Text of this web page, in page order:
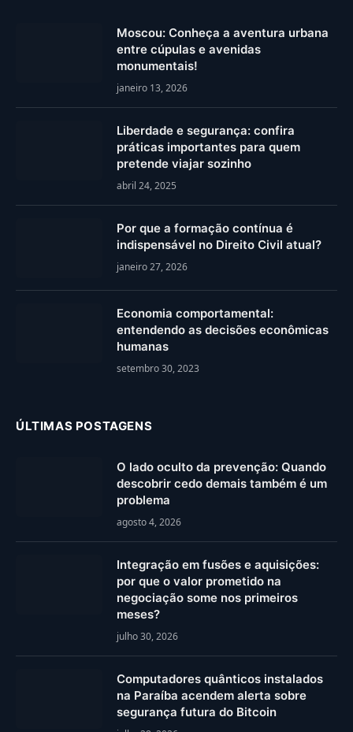
Moscou: Conheça a aventura urbana
entre cúpulas e avenidas
monumentais!
janeiro 13, 2026
Liberdade e segurança: confira
práticas importantes para quem
pretende viajar sozinho
abril 24, 2025
Por que a formação contínua é
indispensável no Direito Civil atual?
janeiro 27, 2026
Economia comportamental:
entendendo as decisões econômicas
humanas
setembro 30, 2023
ÚLTIMAS POSTAGENS
O lado oculto da prevenção: Quando
descobrir cedo demais também é um
problema
agosto 4, 2026
Integração em fusões e aquisições:
por que o valor prometido na
negociação some nos primeiros
meses?
julho 30, 2026
Computadores quânticos instalados
na Paraíba acendem alerta sobre
segurança futura do Bitcoin